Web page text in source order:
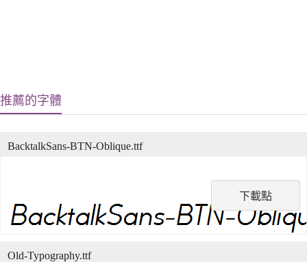
推薦的字體
下載點
BacktalkSans-BTN-Oblique.ttf
Old-Typography.ttf